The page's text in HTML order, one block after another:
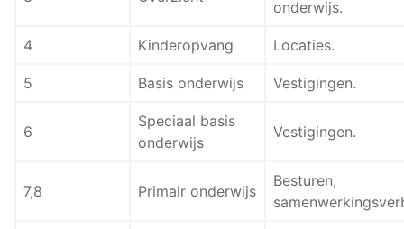
onderwijs.
4 Kinderopvang Locaties.
5 Basis onderwijs Vestigingen.
6
Speciaal basis
onderwijs
Vestigingen.
7,8 Primair onderwijs
Besturen,